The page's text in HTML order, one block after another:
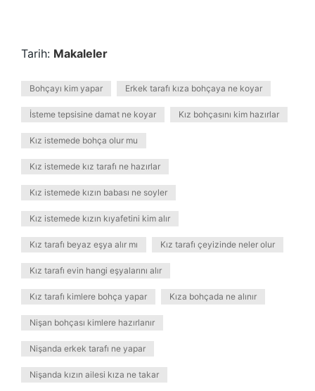
Tarih: Makaleler
Bohçayı kim yapar Erkek tarafı kıza bohçaya ne koyar
İsteme tepsisine damat ne koyar Kız bohçasını kim hazırlar
Kız istemede bohça olur mu
Kız istemede kız tarafı ne hazırlar
Kız istemede kızın babası ne soyler
Kız istemede kızın kıyafetini kim alır
Kız tarafı beyaz eşya alır mı Kız tarafı çeyizinde neler olur
Kız tarafı evin hangi eşyalarını alır
Kız tarafı kimlere bohça yapar Kıza bohçada ne alınır
Nişan bohçası kimlere hazırlanır
Nişanda erkek tarafı ne yapar
Nişanda kızın ailesi kıza ne takar